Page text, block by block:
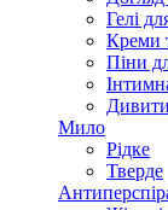
Гелі
Креми
Піни
Мило
Рідке
Тверде